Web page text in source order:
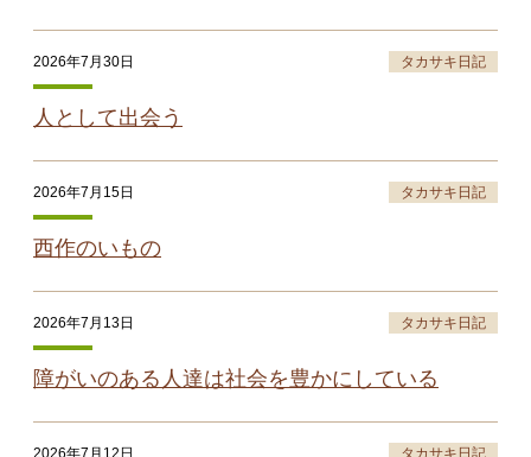
2026年7月30日 タカサキ日記
人として出会う
2026年7月15日 タカサキ日記
西作のいもの
2026年7月13日 タカサキ日記
障がいのある人達は社会を豊かにしている
2026年7月12日 タカサキ日記